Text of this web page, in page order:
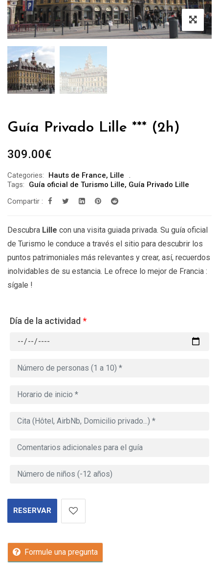
Guía Privado Lille *** (2h)
309.00€
Categories: Hauts de France, Lille
Tags:
Guía oficial de Turismo Lille, Guía Privado Lille
Compartir :
Descubra Lille con una visita guiada privada. Su guía oficial
de Turismo le conduce a través el sitio para descubrir los
puntos patrimoniales más relevantes y crear, así, recuerdos
inolvidables de su estancia. Le ofrece lo mejor de Francia :
sígale !
Día de la actividad*
RESERVAR
Formule una pregunta